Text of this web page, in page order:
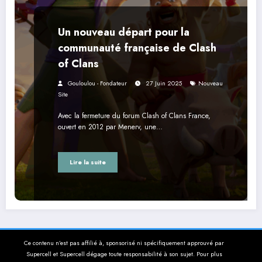
Un nouveau départ pour la
communauté française de Clash
of Clans
Gouloulou - Fondateur 27 Juin 2025
Nouveau
Site
Avec la fermeture du forum Clash of Clans France,
ouvert en 2012 par Menerv, une…
Lire la suite
Ce contenu n’est pas affilié à, sponsorisé ni spécifiquement approuvé par
Supercell et Supercell dégage toute responsabilité à son sujet. Pour plus